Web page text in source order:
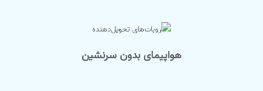
هواپیمای بدون سرنشین